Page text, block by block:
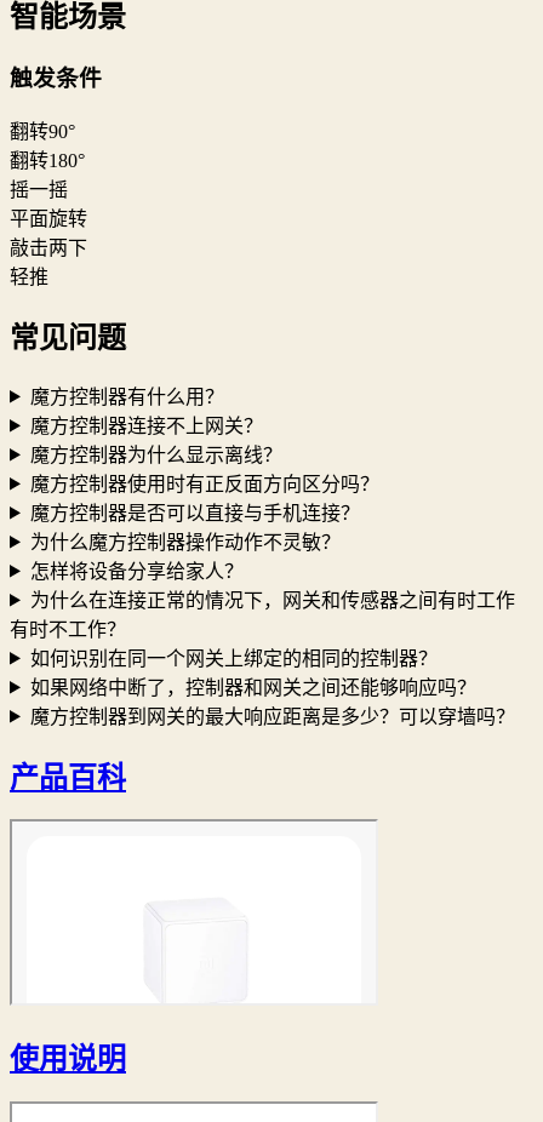
智能场景
触发条件
翻转90°
翻转180°
摇一摇
平面旋转
敲击两下
轻推
常见问题
魔方控制器有什么用？
魔方控制器连接不上网关？
魔方控制器为什么显示离线？
魔方控制器使用时有正反面方向区分吗？
魔方控制器是否可以直接与手机连接？
为什么魔方控制器操作动作不灵敏？
怎样将设备分享给家人？
为什么在连接正常的情况下，网关和传感器之间有时工作
有时不工作？
如何识别在同一个网关上绑定的相同的控制器？
如果网络中断了，控制器和网关之间还能够响应吗？
魔方控制器到网关的最大响应距离是多少？可以穿墙吗？
产品百科
使用说明